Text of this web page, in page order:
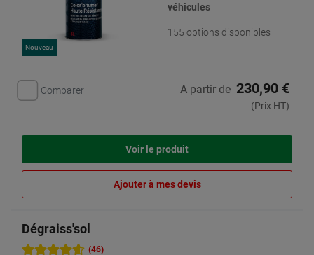
Nouveau
véhicules
155 options disponibles
Comparer A partir de 230,90 €
(Prix HT)
Voir le produit
Ajouter à mes devis
Dégraiss'sol
(46)